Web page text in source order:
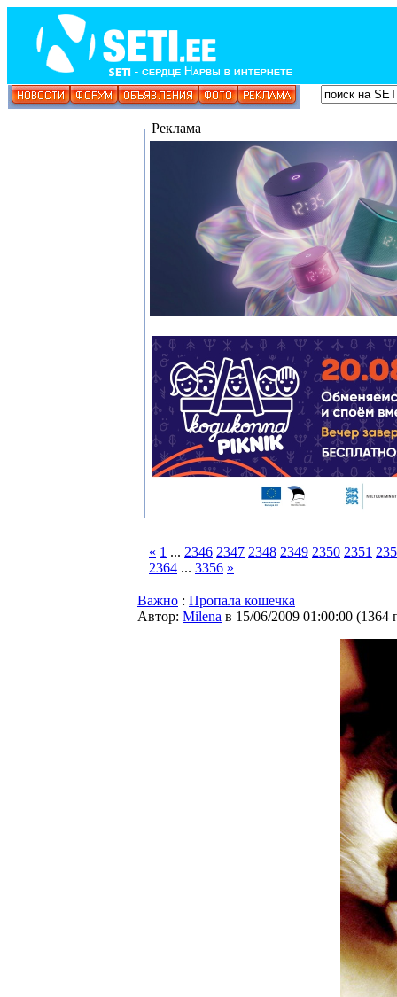
Реклама
« 1 ... 2346 2347 2348 2349 2350 2351
2364 ... 3356 »
Важно : Пропала кошечка
Автор: Milena в 15/06/2009 01:00:00 (1364